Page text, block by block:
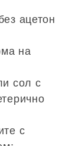
ацетон
на
сол с
с